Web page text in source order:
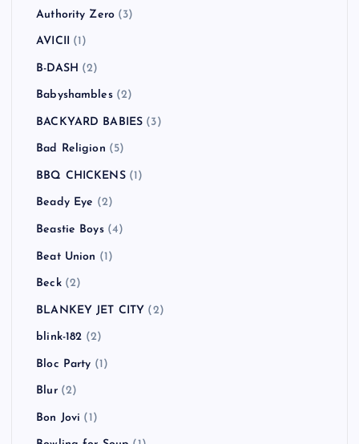
Authority Zero (3)
AVICII (1)
B-DASH (2)
Babyshambles(2)
BACKYARD BABIES (3)
Bad Religion (5)
BBQ CHICKENS(1)
Beady Eye (2)
Beastie Boys(4)
Beat Union (1)
Beck(2)
BLANKEY JET CITY (2)
blink-182 (2)
Bloc Party (1)
Blur(2)
Bon Jovi (1)